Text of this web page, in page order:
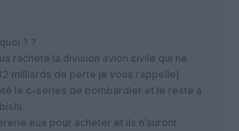
? ?
rachete la division avion civile qui ne
milliards de perte je vous rappelle)
le c-series de bombardier et le reste a
eux pour acheter et ils n’auront